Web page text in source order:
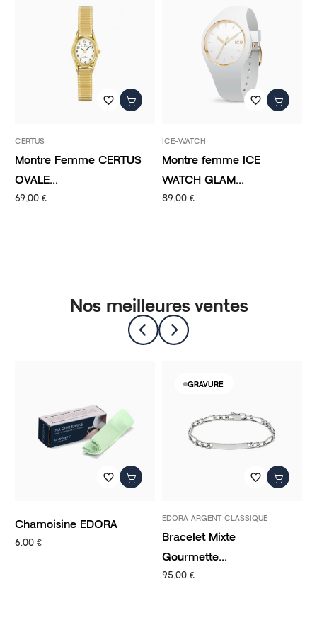
favorite_border
CERTUS
Montre Femme CERTUS
OVALE...
69,00 €
favorite_border
ICE-WATCH
Montre femme ICE
WATCH GLAM...
89,00 €
Nos meilleures ventes
favorite_border
Chamoisine EDORA
6,00 €
GRAVURE
favorite_border
EDORA ARGENT CLASSIQUE
Bracelet Mixte
Gourmette...
95,00 €